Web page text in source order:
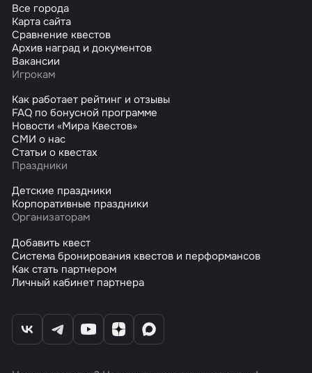
Все города
Карта сайта
Сравнение квестов
Архив наград и документов
Вакансии
Игрокам
Как работает рейтинг и отзывы
FAQ по бонусной программе
Новости «Мира Квестов»
СМИ о нас
Статьи о квестах
Праздники
Детские праздники
Корпоративные праздники
Организаторам
Добавить квест
Система бронирования квестов и перформансов
Как стать партнером
Личный кабинет партнера